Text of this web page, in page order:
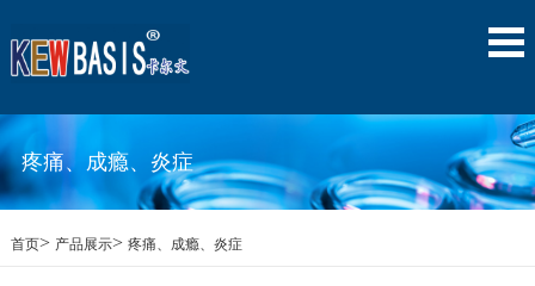
疼痛、成瘾、炎症
首页> 产品展示> 疼痛、成瘾、炎症